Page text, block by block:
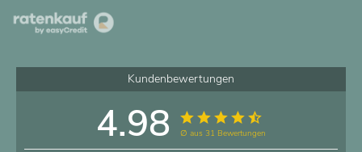
Kundenbewertungen
4.98 ∅ aus 31 Bewertungen